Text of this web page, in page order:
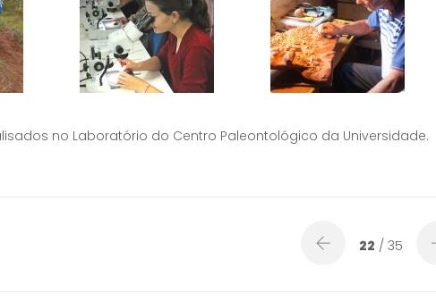
no Laboratório do Centro Paleontológico da Universidade.
22 / 35